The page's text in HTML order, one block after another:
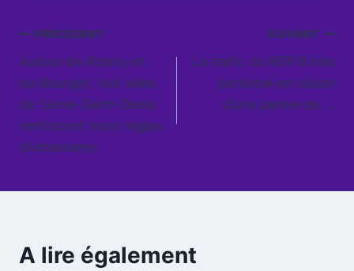
Navigation
de
l’article
PRÉCÉDENT
Autour de Roissy et
du Bourget, huit villes
de Seine-Saint-Denis
renforcent leurs règles
d’urbanisme
SUIVANT
Le trafic du RER B très
perturbé en raison
d’une panne de …
A lire également